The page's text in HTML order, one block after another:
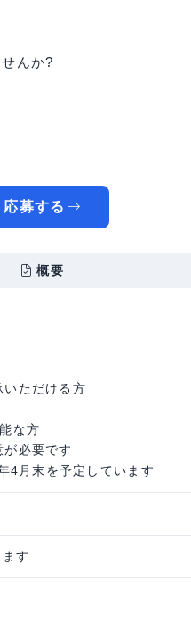
んか?
応募する
概要
いただける方
な方
必要です
4月末を予定しています
す